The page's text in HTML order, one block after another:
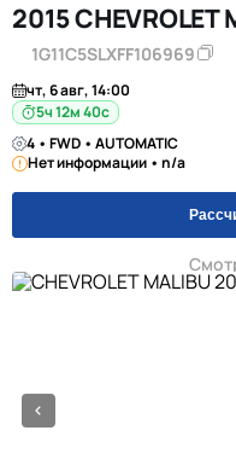
2015 CHEVROLET
1G11C5SLXFF106969
чт, 6 авг, 14:00
5ч 12м 39с
4 • FWD • AUTOMATIC
Нет информации • n/a